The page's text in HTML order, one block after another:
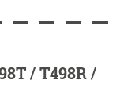
/ T498R /